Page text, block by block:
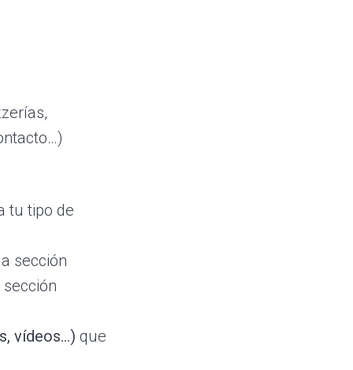
tu tipo de
sección
vídeos…) que